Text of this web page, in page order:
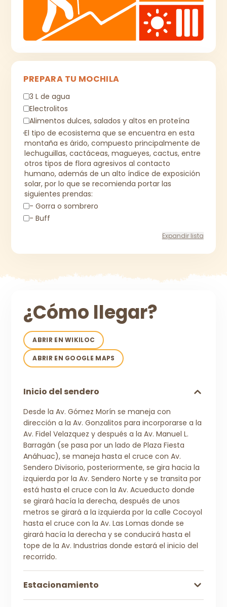
PREPARA TU MOCHILA
3 L de agua
Electrolitos
Alimentos dulces, salados y altos en proteína
El tipo de ecosistema que se encuentra en esta
montaña es árido, compuesto principalmente de
lechuguillas, cactáceas, magueyes, cactus, entre
otros tipos de flora agresivos al contacto
humano, además de un alto índice de exposición
solar, por lo que se recomienda portar las
siguientes prendas:
- Gorra o sombrero
- Buff
Expandir lista
¿Cómo llegar?
ABRIR EN WIKILOC
ABRIR EN GOOGLE MAPS
Inicio del sendero
Desde la Av. Gómez Morín se maneja con
dirección a la Av. Gonzalitos para incorporarse a la
Av. Fidel Velazquez y después a la Av. Manuel L.
Barragán (se pasa por un lado de Plaza Fiesta
Anáhuac), se maneja hasta el cruce con Av.
Sendero Divisorio, posteriormente, se gira hacia la
izquierda por la Av. Sendero Norte y se transita por
está hasta el cruce con la Av. Acueducto donde
se girará hacía la derecha, después de unos
metros se girará a la izquierda por la calle Cocoyol
hasta el cruce con la Av. Las Lomas donde se
girará hacía la derecha y se conducirá hasta el
tope de la Av. Industrias donde estará el inicio del
recorrido.
Estacionamiento